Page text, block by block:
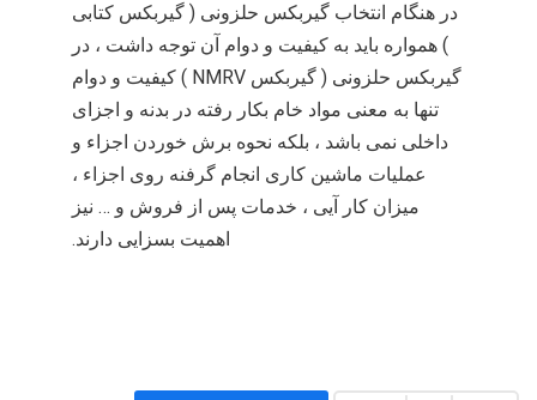
در هنگام انتخاب گیربکس حلزونی ( گیربکس کتابی
) همواره باید به کیفیت و دوام آن توجه داشت ، در
گیربکس حلزونی ( گیربکس NMRV ) کیفیت و دوام
تنها به معنی مواد خام بکار رفته در بدنه و اجزای
داخلی نمی باشد ، بلکه نحوه برش خوردن اجزاء و
عملیات ماشین کاری انجام گرفنه روی اجزاء ،
میزان کار آیی ، خدمات پس از فروش و … نیز
اهمیت بسزایی دارند.